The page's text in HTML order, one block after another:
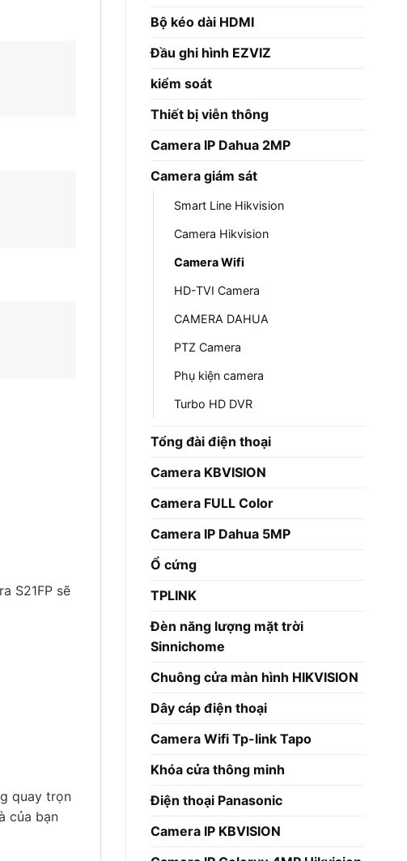
Bộ kéo dài HDMI
Đầu ghi hình EZVIZ
kiểm soát
Thiết bị viễn thông
Camera IP Dahua 2MP
Camera giám sát
Smart Line Hikvision
Camera Hikvision
Camera Wifi
HD-TVI Camera
CAMERA DAHUA
PTZ Camera
Phụ kiện camera
Turbo HD DVR
Tổng đài điện thoại
Camera KBVISION
Camera FULL Color
Camera IP Dahua 5MP
Ổ cứng
TPLINK
Đèn năng lượng mặt trời
Sinnichome
Chuông cửa màn hình HIKVISION
Dây cáp điện thoại
Camera Wifi Tp-link Tapo
Khóa cửa thông minh
Điện thoại Panasonic
Camera IP KBVISION
S21FP sẽ
quay trọn
của bạn